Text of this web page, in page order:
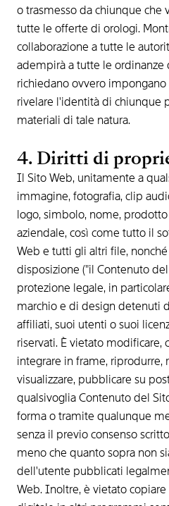
o trasmesso da chiunque che
tutte le offerte di orologi.
collaborazione a tutte le
adempirà a tutte le ordinanze
richiedano ovvero
rivelare l'identità di chiunque
materiali di tale natura.
4. Diritti di
Il Sito Web, unitamente a
immagine, fotografia, clip
logo, simbolo, nome,
aziendale, così come tutto il
Web e tutti gli altri file,
disposizione ("il Contenuto
protezione legale, in
marchio e di design detenuti
affiliati, suoi utenti o suoi
riservati. È vietato modificare,
integrare in frame, riprodurre,
visualizzare, pubblicare su
qualsivoglia Contenuto del
forma o tramite qualunque
senza il previo consenso
meno che quanto sopra non
dell'utente pubblicati
Web. Inoltre, è vietato